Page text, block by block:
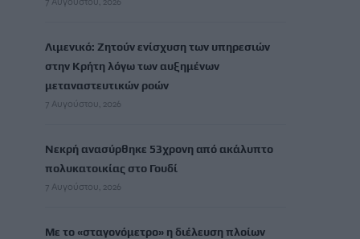
Λιμενικό: Ζητούν ενίσχυση των υπηρεσιών
στην Κρήτη λόγω των αυξημένων
μεταναστευτικών ροών
7 Αυγούστου, 2026
Νεκρή ανασύρθηκε 53χρονη από ακάλυπτο
πολυκατοικίας στο Γουδί
7 Αυγούστου, 2026
Με το «σταγονόμετρο» η διέλευση πλοίων